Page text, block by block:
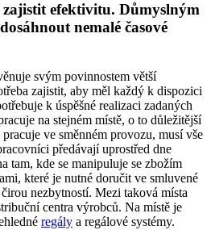
efektivitu. Důmyslným
nemalé časové
svým povinnostem větší
zajistit, aby měl každý k dispozici
k úspěšné realizaci zadaných
na stejném místě, o to důležitější
ve směnném provozu, musí vše
předávají uprostřed dne
tam, kde se manipuluje se zbožím
které je nutné doručit ve smluvené
nezbytností. Mezi taková místa
centra výrobců. Na místě je
regály a regálové systémy.